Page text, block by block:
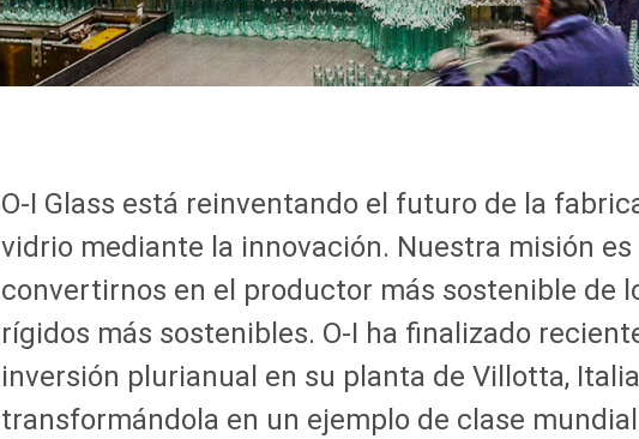
O-I Glass está reinventando el futuro de la
vidrio mediante la innovación. Nuestra misión es
convertirnos en el productor más sostenible de
rígidos más sostenibles. O-I ha finalizado
inversión plurianual en su planta de Villotta,
transformándola en un ejemplo de clase